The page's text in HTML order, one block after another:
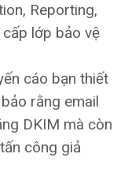
Reporting,
lớp bảo vệ
cáo bạn thiết
rằng email
DKIM mà còn
công giả